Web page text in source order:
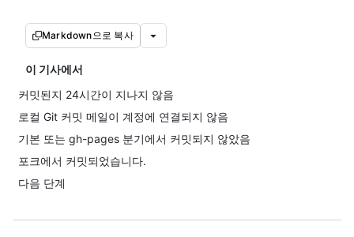
Markdown으로 복사
이 기사에서
커밋된지 24시간이 지나지 않음
로컬 Git 커밋 메일이 계정에 연결되지 않음
기본 또는 gh-pages 분기에서 커밋되지 않았음
포크에서 커밋되었습니다.
다음 단계